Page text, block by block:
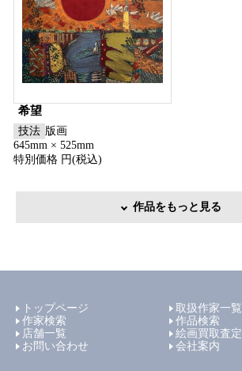
希望
技法 版画
645mm × 525mm
特別価格 円(税込)
作品をもっと見る
トップページ
取扱作家一覧
作家検索
作品検索
店舗一覧
絵画買取査定
お問い合わせ
会社案内